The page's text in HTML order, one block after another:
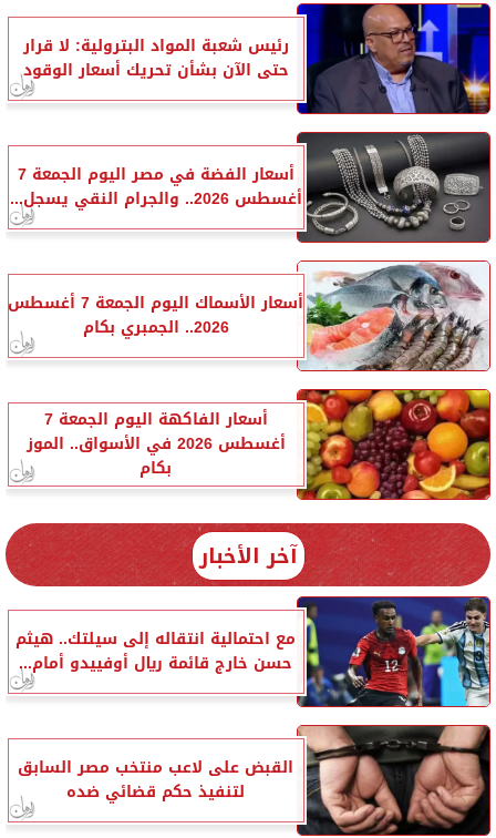
رئيس شعبة المواد البترولية: لا قرار
حتى الآن بشأن تحريك أسعار الوقود
أسعار الفضة في مصر اليوم الجمعة 7
أغسطس 2026.. والجرام النقي يسجل...
أسعار الأسماك اليوم الجمعة 7 أغسطس
2026.. الجمبري بكام
أسعار الفاكهة اليوم الجمعة 7
أغسطس 2026 في الأسواق.. الموز
بكام
آخر الأخبار
مع احتمالية انتقاله إلى سيلتك.. هيثم
حسن خارج قائمة ريال أوفييدو أمام...
القبض على لاعب منتخب مصر السابق
لتنفيذ حكم قضائي ضده